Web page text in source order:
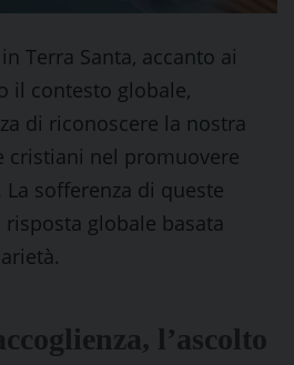
Terra Santa, accanto ai
il contesto globale,
di riconoscere la nostra
cristiani nel promuovere
sofferenza di queste
globale basata
l’ascolto